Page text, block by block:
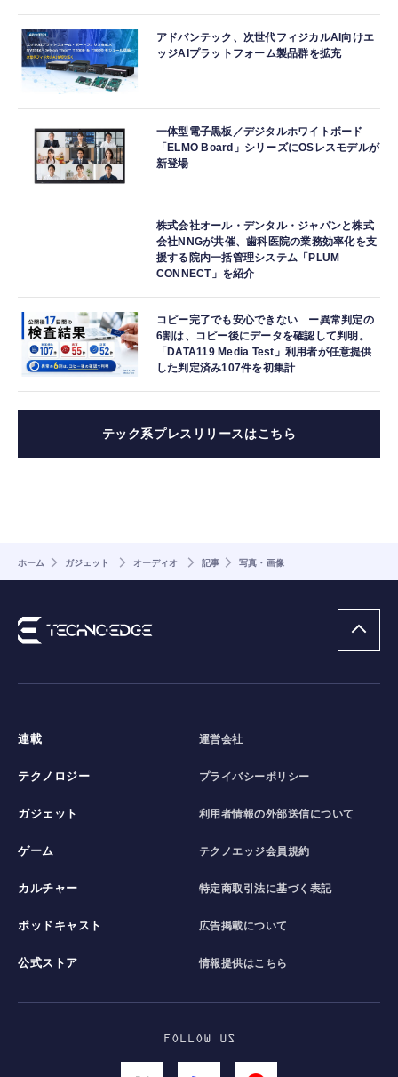
アドバンテック、次世代フィジカルAI向けエ
ッジAIプラットフォーム製品群を拡充
一体型電子黒板／デジタルホワイトボード
「ELMO Board」シリーズにOSレスモデルが
新登場
株式会社オール・デンタル・ジャパンと株式
会社NNGが共催、歯科医院の業務効率化を支
援する院内一括管理システム「PLUM
CONNECT」を紹介
コピー完了でも安心できない ー異常判定の
6割は、コピー後にデータを確認して判明。
「DATA119 Media Test」利用者が任意提供
した判定済み107件を初集計
テック系プレスリリースはこちら
ホーム ガジェット オーディオ 記事 写真・画像
連載
テクノロジー
ガジェット
ゲーム
カルチャー
ポッドキャスト
公式ストア
運営会社
プライバシーポリシー
利用者情報の外部送信について
テクノエッジ会員規約
特定商取引法に基づく表記
広告掲載について
情報提供はこちら
FOLLOW US